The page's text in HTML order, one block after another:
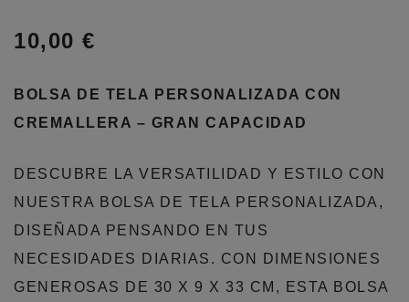
10,00 €
BOLSA DE TELA PERSONALIZADA CON
CREMALLERA – GRAN CAPACIDAD
DESCUBRE LA VERSATILIDAD Y ESTILO CON
NUESTRA BOLSA DE TELA PERSONALIZADA,
DISEÑADA PENSANDO EN TUS
NECESIDADES DIARIAS. CON DIMENSIONES
GENEROSAS DE 30 X 9 X 33 CM, ESTA BOLSA